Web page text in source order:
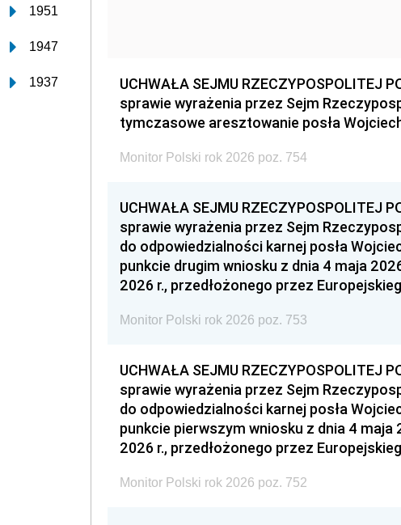
1951
1947
1937
UCHWAŁA SEJMU RZECZYPOSPOLITEJ
sprawie wyrażenia przez Sejm
tymczasowe aresztowanie posła
Monitor Polski rok 2026 poz. 754
UCHWAŁA SEJMU RZECZYPOSPOLITEJ
sprawie wyrażenia przez Sejm
do odpowiedzialności karnej posła
punkcie drugim wniosku z dnia 4 maja
2026 r., przedłożonego przez
Monitor Polski rok 2026 poz. 753
UCHWAŁA SEJMU RZECZYPOSPOLITEJ
sprawie wyrażenia przez Sejm
do odpowiedzialności karnej posła
punkcie pierwszym wniosku z dnia 4 maja
2026 r., przedłożonego przez
Monitor Polski rok 2026 poz. 752